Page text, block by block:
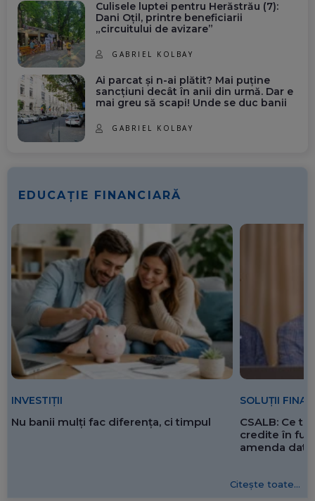
periculoasă pentru Europa
Promisiunea lui Dan Petrescu: S-a
înțeles deja cu un nou club
în orele de vârf: România
REDACȚIA SPOTMEDIA.RO
IERI, 12:07
Tranzacții rezidențiale de peste
un miliard de euro, blocate după
atacul cibernetic de la ANCPI
IERI, 11:56
O triplă campioană olimpică și-a
IERI, 11:46
Culisele luptei pentru Herăstrău (7):
Dani Oțil, printre beneficiarii
„circuitului de avizare”
GABRIEL KOLBAY
Ai parcat și n-ai plătit? Mai puține
sancțiuni decât în anii din urmă. Dar e
mai greu să scapi! Unde se duc banii
GABRIEL KOLBAY
EDUCAȚIE FINANCIARĂ
INVESTIȚII
Nu banii mulți fac diferența, ci timpul
SOLUȚII
CSALB: Ce
credite în
amenda
Citește toate...